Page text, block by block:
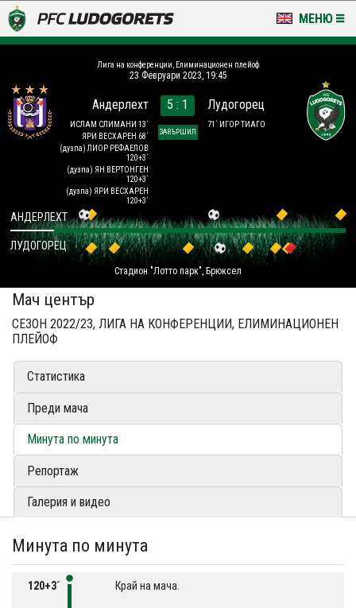
МЕНЮ
LUDOGORETS TV
НА ТЕРЕНА
ЗА ФЕНОВЕ
Лига на конференции, Елиминационен плейоф
23 Февруари 2023, 19:45
Андерлехт
ИСЛАМ СЛИМАНИ 13´
ЯРИ ВЕСХАРЕН 68´
(дузпа) ЛИОР РЕФАЕЛОВ
120+3´
(дузпа) ЯН ВЕРТОНГЕН
120+3´
(дузпа) ЯРИ ВЕСХАРЕН
120+3´
5 : 1
ЗАВЪРШИЛ
Лудогорец
71´ ИГОР ТИАГО
Стадион "Лотто парк", Брюксел
АНДЕРЛЕХТ
ЛУДОГОРЕЦ
Мач център
СЕЗОН 2022/23, ЛИГА НА КОНФЕРЕНЦИИ, ЕЛИМИНАЦИОНЕН
ПЛЕЙОФ
Статистика
Преди мача
Минута по минута
Репортаж
Галерия и видео
Минута по минута
120+3´ Край на мача.